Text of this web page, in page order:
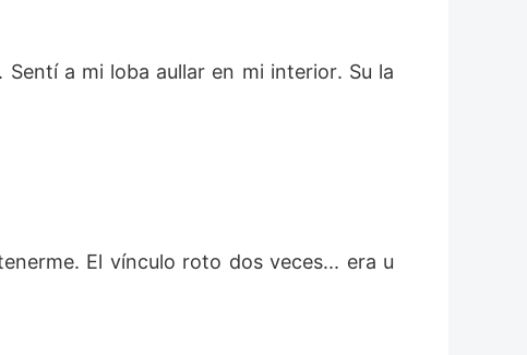
a mi loba aullar en mi interior. Su la
El vínculo roto dos veces... era u